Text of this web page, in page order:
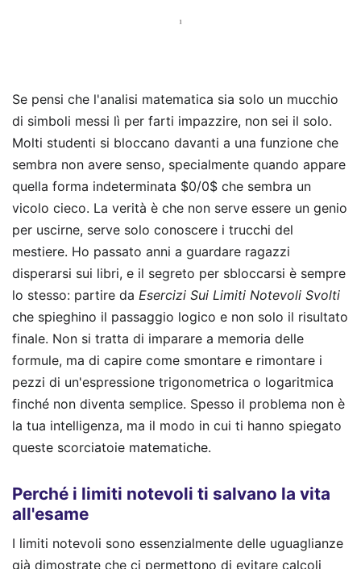
Se pensi che l'analisi matematica sia solo un mucchio
di simboli messi lì per farti impazzire, non sei il solo.
Molti studenti si bloccano davanti a una funzione che
sembra non avere senso, specialmente quando appare
quella forma indeterminata $0/0$ che sembra un
vicolo cieco. La verità è che non serve essere un genio
per uscirne, serve solo conoscere i trucchi del
mestiere. Ho passato anni a guardare ragazzi
disperarsi sui libri, e il segreto per sbloccarsi è sempre
lo stesso: partire da Esercizi Sui Limiti Notevoli Svolti
che spieghino il passaggio logico e non solo il risultato
finale. Non si tratta di imparare a memoria delle
formule, ma di capire come smontare e rimontare i
pezzi di un'espressione trigonometrica o logaritmica
finché non diventa semplice. Spesso il problema non è
la tua intelligenza, ma il modo in cui ti hanno spiegato
queste scorciatoie matematiche.
Perché i limiti notevoli ti salvano la vita
all'esame
I limiti notevoli sono essenzialmente delle uguaglianze
già dimostrate che ci permettono di evitare calcoli